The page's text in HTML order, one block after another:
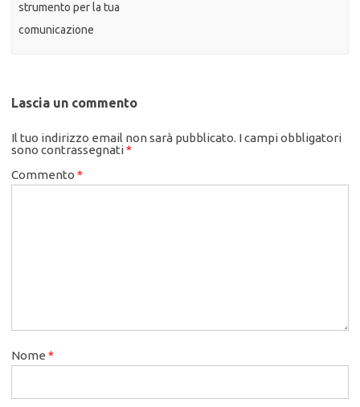
strumento per la tua
comunicazione
Lascia un commento
Il tuo indirizzo email non sarà pubblicato. I campi obbligatori
sono contrassegnati*
Commento *
Nome *